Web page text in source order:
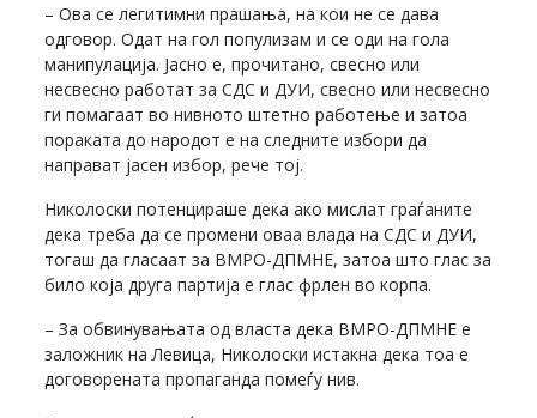
– Ова се легитимни прашања, на кои не се дава
одговор. Одат на гол популизам и се оди на гола
манипулација. Јасно е, прочитано, свесно или
несвесно работат за СДС и ДУИ, свесно или несвесно
ги помагаат во нивното штетно работење и затоа
пораката до народот е на следните избори да
направат јасен избор, рече тој.
Николоски потенцираше дека ако мислат граѓаните
дека треба да се промени оваа влада на СДС и ДУИ,
тогаш да гласаат за ВМРО-ДПМНЕ, затоа што глас за
било која друга партија е глас фрлен во корпа.
– За обвинувањата од власта дека ВМРО-ДПМНЕ е
заложник на Левица, Николоски истакна дека тоа е
договорената пропаганда помеѓу нив.